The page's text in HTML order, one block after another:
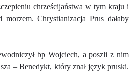
chrześcijaństwa w tym kraju i
Chrystianizacja Prus dałaby
bp Wojciech, a poszli z nim
– Benedykt, który znał język pruski.